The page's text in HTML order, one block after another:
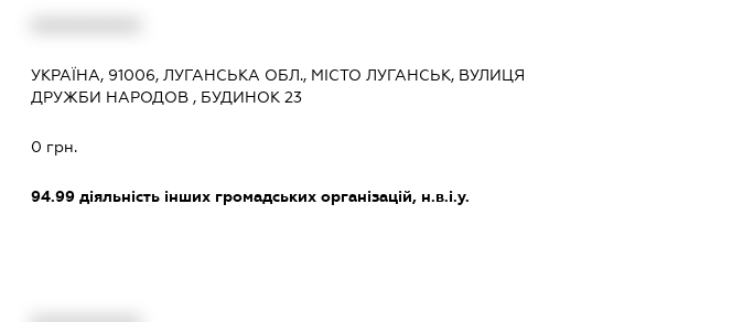
УКРАЇНА, 91006, ЛУГАНСЬКА ОБЛ., МІСТО ЛУГАНСЬК, ВУЛИЦЯ
ДРУЖБИ НАРОДОВ , БУДИНОК 23
0 грн.
94.99діяльність інших громадських організацій, н.в.і.у.